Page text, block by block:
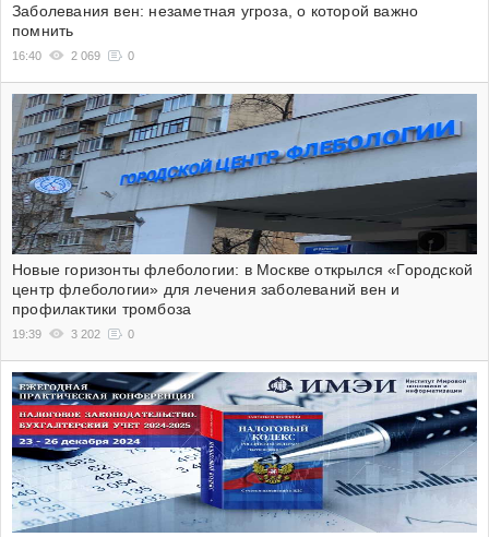
Заболевания вен: незаметная угроза, о которой важно
помнить
16:40 2 069 0
Новые горизонты флебологии: в Москве открылся «Городской
центр флебологии» для лечения заболеваний вен и
профилактики тромбоза
19:39 3 202 0